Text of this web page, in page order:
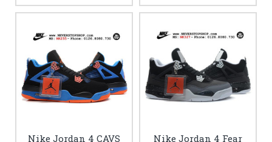
Nike Jordan 4 CAVS Nike Jordan 4 Fear